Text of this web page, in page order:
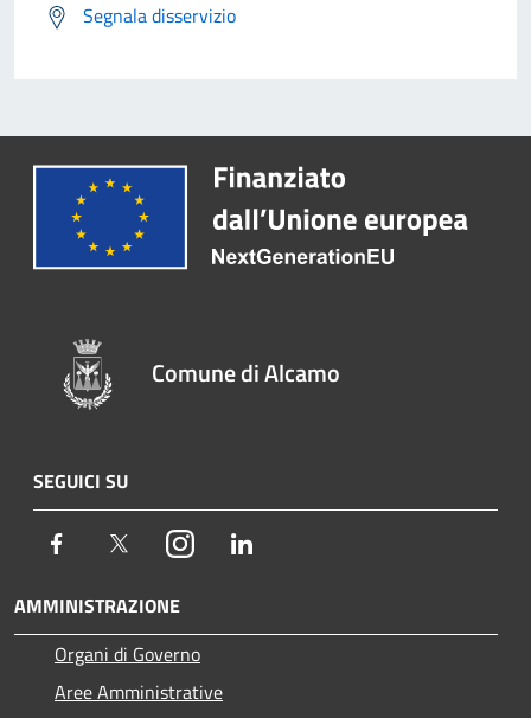
Segnala disservizio
Comune di Alcamo
SEGUICI SU
Facebook TwitterInstagram
AMMINISTRAZIONE
Organi di Governo
Aree Amministrative